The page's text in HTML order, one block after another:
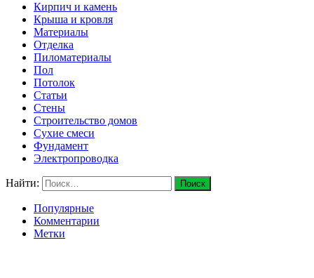
Кирпич и камень
Крыша и кровля
Материалы
Отделка
Пиломатериалы
Пол
Потолок
Статьи
Стены
Строительство домов
Сухие смеси
Фундамент
Электропроводка
Найти:
Популярные
Комментарии
Метки